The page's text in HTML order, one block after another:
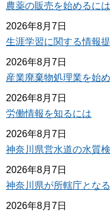
農薬の販売を始めるには
2026年8月7日
生涯学習に関する情報
2026年8月7日
産業廃棄物処理業を始
2026年8月7日
労働情報を知るには
2026年8月7日
神奈川県営水道の水質
2026年8月7日
神奈川県が所轄庁とな
2026年8月7日